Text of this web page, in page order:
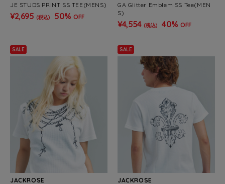
JE STUDS PRINT SS TEE(MENS)
¥2,695 (税込) 50% OFF
GA Glitter Emblem SS Tee(MEN
S)
¥4,554 (税込) 40% OFF
SALE
JACKROSE
SALE
JACKROSE